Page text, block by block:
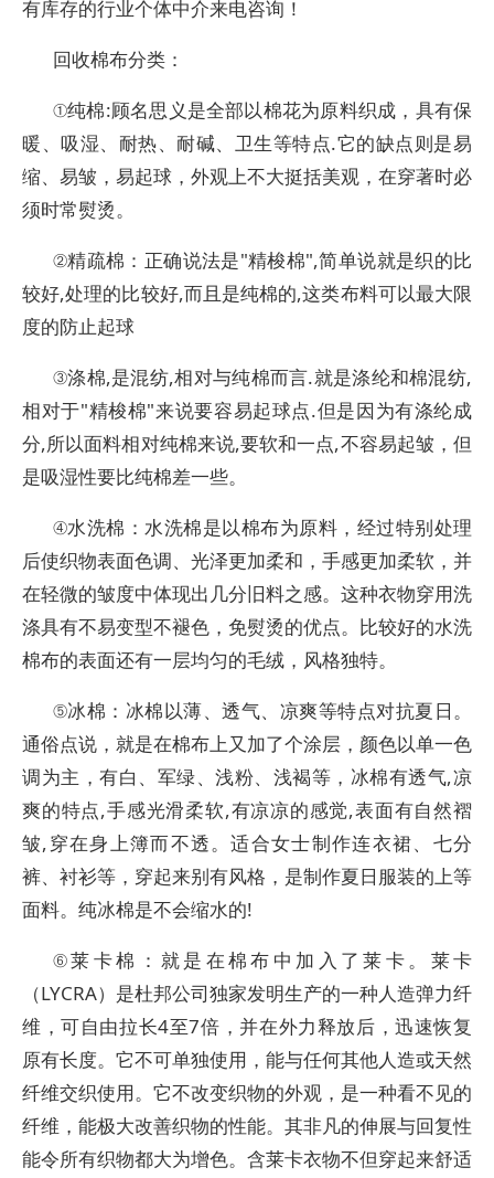
有库存的行业个体中介来电咨询！
回收棉布分类：
①纯棉:顾名思义是全部以棉花为原料织成，具有保
暖、吸湿、耐热、耐碱、卫生等特点.它的缺点则是易
缩、易皱，易起球，外观上不大挺括美观，在穿著时必
须时常熨烫。
②精疏棉：正确说法是"精梭棉",简单说就是织的比
较好,处理的比较好,而且是纯棉的,这类布料可以最大限
度的防止起球
③涤棉,是混纺,相对与纯棉而言.就是涤纶和棉混纺,
相对于"精梭棉"来说要容易起球点.但是因为有涤纶成
分,所以面料相对纯棉来说,要软和一点,不容易起皱，但
是吸湿性要比纯棉差一些。
④水洗棉：水洗棉是以棉布为原料，经过特别处理
后使织物表面色调、光泽更加柔和，手感更加柔软，并
在轻微的皱度中体现出几分旧料之感。这种衣物穿用洗
涤具有不易变型不褪色，免熨烫的优点。比较好的水洗
棉布的表面还有一层均匀的毛绒，风格独特。
⑤冰棉：冰棉以薄、透气、凉爽等特点对抗夏日。
通俗点说，就是在棉布上又加了个涂层，颜色以单一色
调为主，有白、军绿、浅粉、浅褐等，冰棉有透气,凉
爽的特点,手感光滑柔软,有凉凉的感觉,表面有自然褶
皱,穿在身上簿而不透。适合女士制作连衣裙、七分
裤、衬衫等，穿起来别有风格，是制作夏日服装的上等
面料。纯冰棉是不会缩水的!
⑥莱卡棉：就是在棉布中加入了莱卡。莱卡
（LYCRA）是杜邦公司独家发明生产的一种人造弹力纤
维，可自由拉长4至7倍，并在外力释放后，迅速恢复
原有长度。它不可单独使用，能与任何其他人造或天然
纤维交织使用。它不改变织物的外观，是一种看不见的
纤维，能极大改善织物的性能。其非凡的伸展与回复性
能令所有织物都大为增色。含莱卡衣物不但穿起来舒适